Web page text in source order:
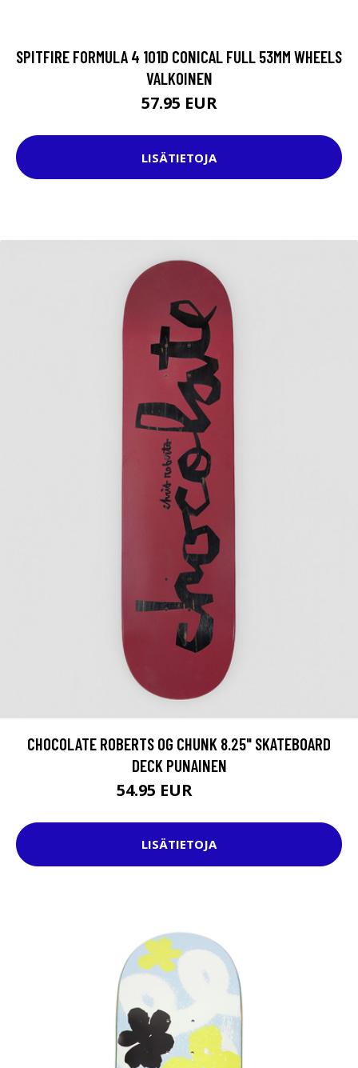
SPITFIRE FORMULA 4 101D CONICAL FULL 53MM WHEELS
VALKOINEN
57.95 EUR
LISÄTIETOJA
CHOCOLATE ROBERTS OG CHUNK 8.25" SKATEBOARD
DECK PUNAINEN
54.95 EUR
LISÄTIETOJA